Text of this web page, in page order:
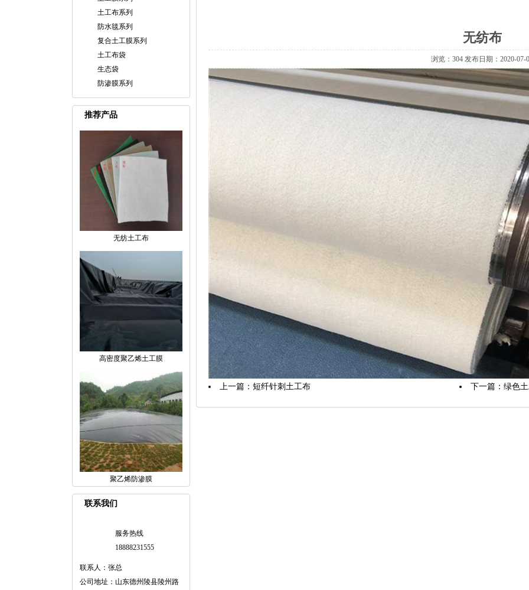
土工布系列
防水毯系列
复合土工膜系列
土工布袋
生态袋
防渗膜系列
推荐产品
无纺土工布
高密度聚乙烯土工膜
聚乙烯防渗膜
联系我们
服务热线
18888231555
联系人：张总
公司地址：山东德州陵县陵州路
无纺布
浏览：304 发布日期：2020-07-
上一篇： 短纤针刺土工布 下一篇： 绿色